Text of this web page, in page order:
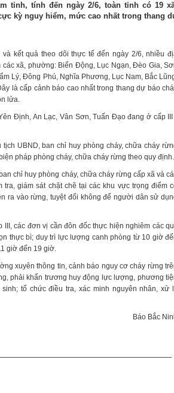
tỉnh, tính đến ngày 2/6, toàn tỉnh có 19
kỳ nguy hiểm, mức cao nhất trong thang
kết quả theo dõi thực tế đến ngày 2/6, nhiều
xã, phường: Biển Động, Lục Ngạn, Đèo Gia,
Lý, Đông Phú, Nghĩa Phương, Lục Nam, Bắc
là cấp cảnh báo cao nhất trong thang dự báo
lửa.
Định, An Lạc, Vân Sơn, Tuấn Đạo đang ở cấp
UBND, ban chỉ huy phòng cháy, chữa cháy
pháp phòng cháy, chữa cháy rừng theo quy định.
chỉ huy phòng cháy, chữa cháy rừng cấp xã và
giám sát chặt chẽ tại các khu vực trọng điểm
ra vào rừng, tuyệt đối không để người dân sử
các đơn vị cần đôn đốc thực hiện nghiêm các
thực bì; duy trì lực lượng canh phòng từ 10 giờ
giờ đến 19 giờ.
xuyên thông tin, cảnh báo nguy cơ cháy rừng
phải khẩn trương huy động lực lượng, phương
tổ chức điều tra, xác minh nguyên nhân, xử
Báo Bắc